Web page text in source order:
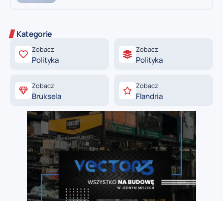
Kategorie
Zobacz
Polityka
Zobacz
Polityka
Zobacz
Bruksela
Zobacz
Flandria